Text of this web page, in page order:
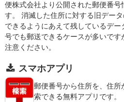
便株式会社より公開された郵便番号
す。 消滅した住所に対する旧デー
できるようにあえて残しているデ
号でも郵送できるケースが多いで
注意ください。
スマホアプリ
郵便番号から住所を、住
索できる無料アプリです。